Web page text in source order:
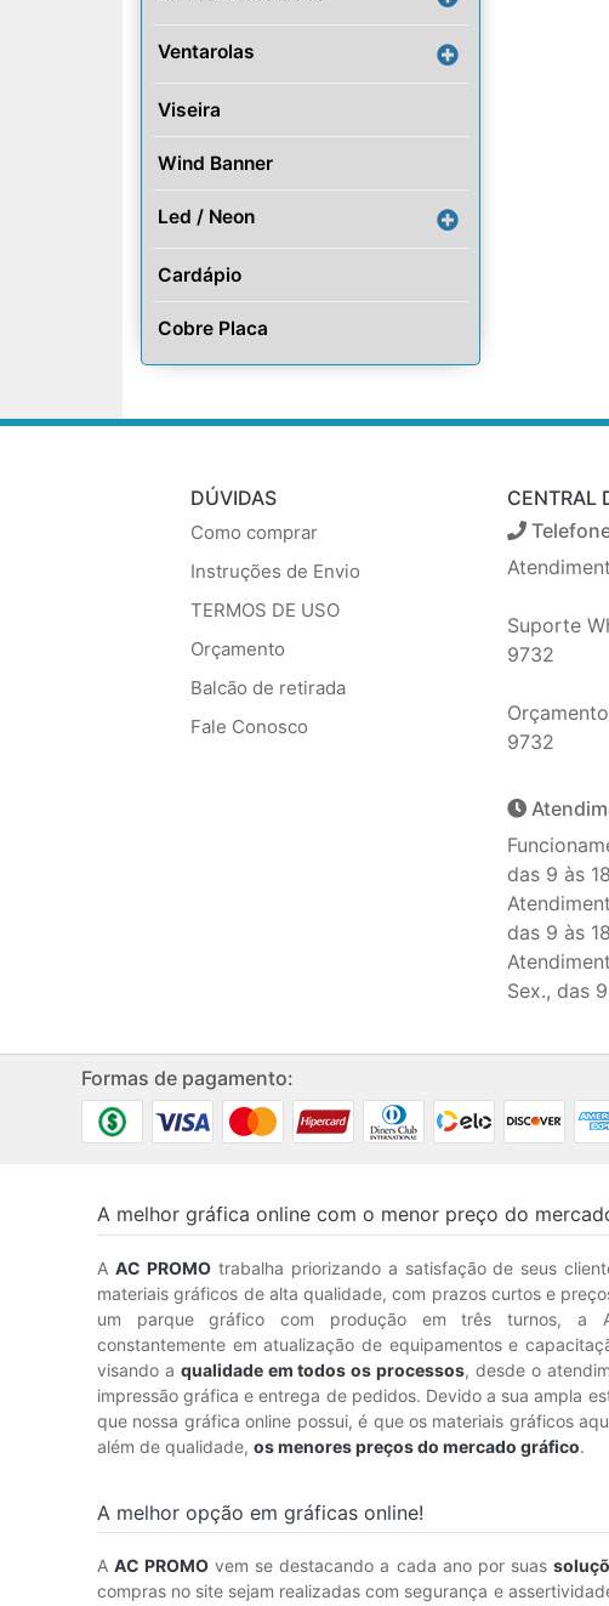
Ventarolas
Viseira
Wind Banner
Led / Neon
Cardápio
Cobre Placa
DÚVIDAS
Como comprar
Instruções de Envio
TERMOS DE USO
Orçamento
Balcão de retirada
Fale Conosco
CENTRAL
Suporte
9732
9732
das 9 às
das 9 às
Sex., das
Formas de pagamento:
A melhor gráfica online com o menor preço do
A AC PROMOtrabalha priorizando a satisfação de seus
materiais gráficos de alta qualidade, com prazos curtos e
um parque gráfico com produção em três turnos, a
constantemente em atualização de equipamentos e
visando a qualidade em todos os processos, desde o
impressão gráfica e entrega de pedidos. Devido a sua ampla
que nossa gráfica online possui, é que os materiais gráficos
além de qualidade, os menores preços do mercado gráfico.
A melhor opção em gráficas online!
AAC PROMO vem se destacando a cada ano por suas
compras no site sejam realizadas com segurança e